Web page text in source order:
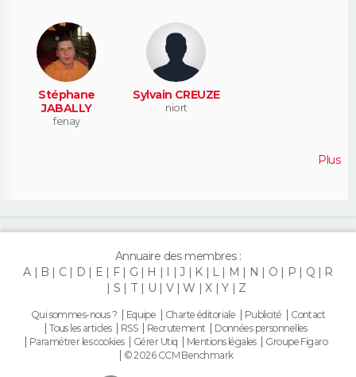
Stéphane
JABALLY
fenay
Sylvain CREUZE
niort
Plus
Annuaire des membres :
A
B C D E F G H I J K L M N O P Q
R
S
T U V W X Y Z
Qui sommes-nous ? Equipe Charte éditoriale Publicité
Contact
Tous les articles
RSS Recrutement
Données personnelles
Paramétrer les cookies
Gérer Utiq Mentions légales
Groupe Figaro
© 2026 CCM Benchmark